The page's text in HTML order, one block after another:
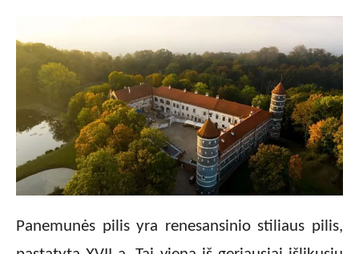
Panemunės pilis yra renesansinio stiliaus pilis,